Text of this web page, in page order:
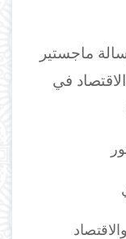
ماجستير
في